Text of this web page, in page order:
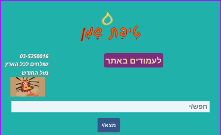
03-5250016
שולחים לכל הארץ
מזל החודש
לעמודים באתר